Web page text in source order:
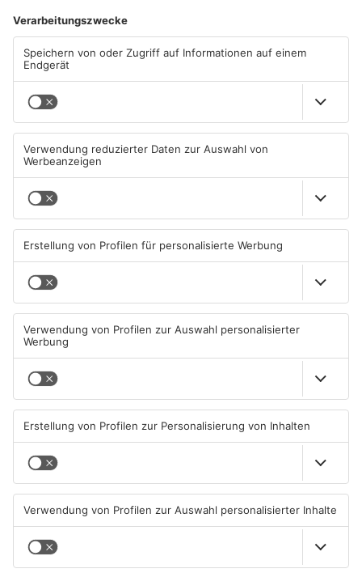
Mehr aus Kreis
Aschaffenburg
junge Familien in
Heimbuchenthal?
einzigen Supermarkt in
Pflaumheim
TOPNEWS
Großbaustelle auf A3
zwischen Hösbach und
Stockstadt
03.08.2026, 15:57 UHR IN KREIS
Wenigumstadt feiert das
Stöffche
01.08.2026, 21:17 UHR IN KREIS